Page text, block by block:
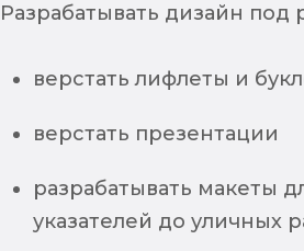
Разрабатывать дизайн
верстать лифлеты и
верстать презентации
разрабатывать макеты
указателей до уличных